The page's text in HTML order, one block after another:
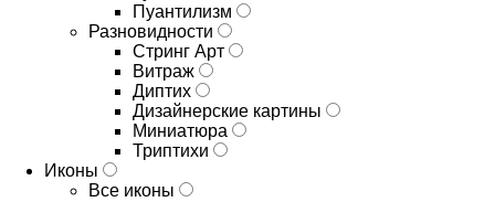
Пуантилизм
Разновидности
Стринг Арт
Витраж
Диптих
Дизайнерские картины
Миниатюра
Триптихи
Иконы
Все иконы